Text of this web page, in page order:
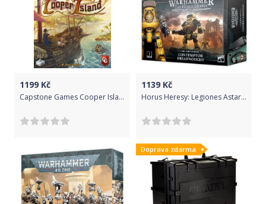
1199 Kč
Capstone Games Cooper Island DE
1139 Kč
Horus Heresy: Legiones Astartes Contemptor Dreadnought
Doprava zdarma